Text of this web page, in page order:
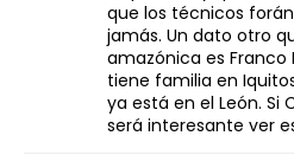
que los técnicos
jamás. Un dato otro
amazónica es Franco
tiene familia en
ya está en el León. Si
será interesante ver